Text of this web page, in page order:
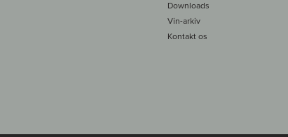
Downloads
Vin-arkiv
Kontakt os